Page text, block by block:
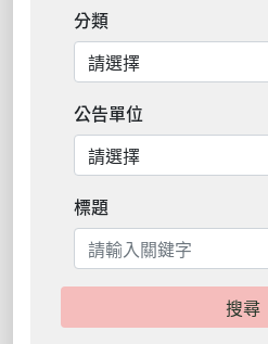
分類
公告單位
標題
搜尋